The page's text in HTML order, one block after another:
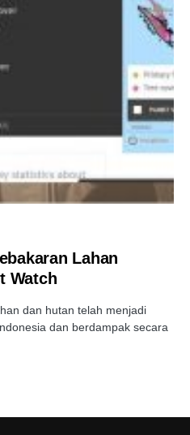
Lahan
Watch
dan hutan telah menjadi
dan berdampak secara